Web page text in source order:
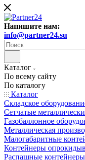
Напишите нам:
info@partner24.su
Каталог
По всему сайту
По каталогу
Каталог
Складское
Сетчатые
Газобаллонное
Металлическая
Малогабаритные
Контейнеры
Распашные